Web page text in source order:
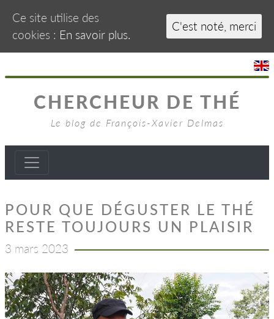
CHERCHEUR DE THÉ
Le blog de François-Xavier Delmas
POUR QUE DÉGUSTER LE THÉ
RESTE TOUJOURS UN PLAISIR
3 mars 2023
Ce site utilise des
cookies : En savoir plus.
C'est noté, merci